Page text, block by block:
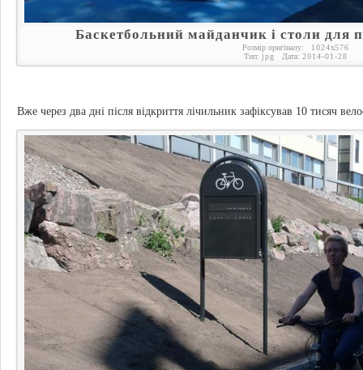
Баскетбольний майданчик і столи для
Розмір оригіналу: 1024x576
Тип: jpg Дата: 2014-01-28
Вже через два дні після відкриття лічильник зафіксував 10 тисяч